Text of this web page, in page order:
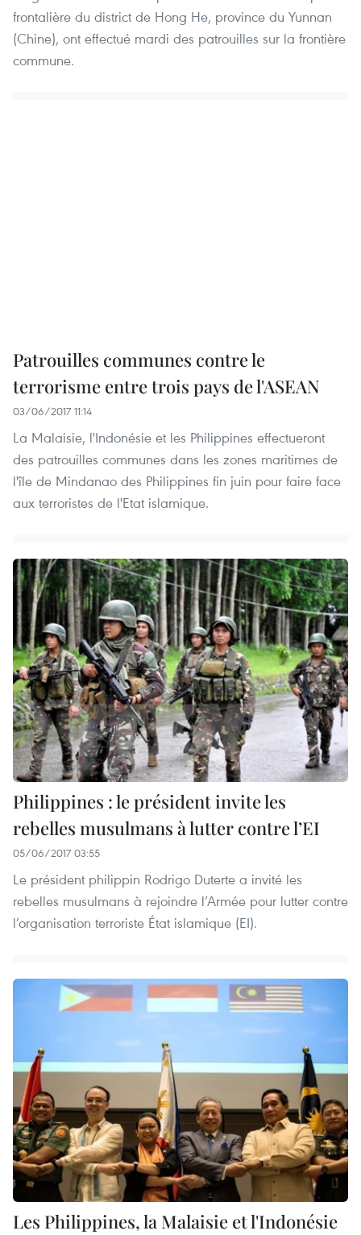
frontalière ​du district de Hong He, province du Yunnan
(Chine), ont effectué mardi des patrouilles sur la frontière
commune.
Patrouilles communes contre le
terrorisme entre trois pays de l'ASEAN
03/06/2017 11:14
La Malaisie, l'Indonésie et les Philippines effectueront
des patrouilles communes dans les zones maritimes de
l'île de Mindanao des Philippines fin juin pour faire face
aux terroristes de l'Etat islamique.
Philippines : le président invite les
rebelles musulmans à lutter contre l’EI
05/06/2017 03:55
Le président philippin Rodrigo Duterte a invité les
rebelles musulmans à rejoindre l’Armée pour lutter contre
l’organisation terroriste État islamique (EI).
Les Philippines, la Malaisie et l'Indonésie